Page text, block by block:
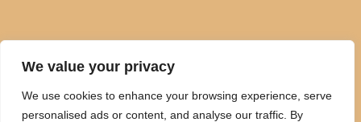
We value your privacy
We use cookies to enhance your browsing experience, serve
personalised ads or content, and analyse our traffic. By
CONTACTO
615 505 289